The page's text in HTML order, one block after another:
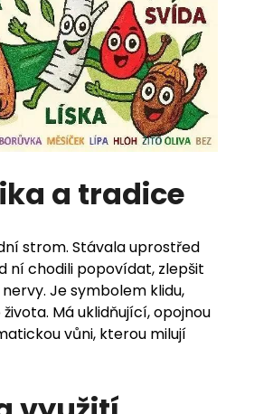
a tradice
strom. Stávala uprostřed
ní chodili popovídat, zlepšit
Je symbolem klidu,
Má uklidňující, opojnou
vůni, kterou milují